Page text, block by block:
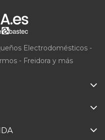
Electrodomésticos -
- Freidora y más